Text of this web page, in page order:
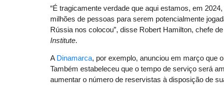
“É tragicamente verdade que aqui estamos, em
milhões de pessoas para serem potencialmente
Rússia nos colocou”, disse Robert Hamilton, chefe
Institute.
A Dinamarca, por exemplo, anunciou em março que o
Também estabeleceu que o tempo de serviço será
aumentar o número de reservistas à disposição de